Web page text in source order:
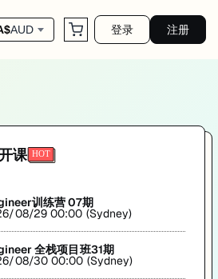
AUD 登录 注册
你系统提升技术能力，助力澳洲IT求职
课
训练营 07期
08/29 00:00 (Sydney)
全栈项目班31期
08/30 00:00 (Sydney)